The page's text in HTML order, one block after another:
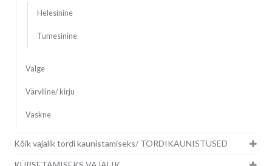
Helesinine
Tumesinine
Valge
Värviline/ kirju
Vaskne
Kõik vajalik tordi kaunistamiseks/ TORDIKAUNISTUSED